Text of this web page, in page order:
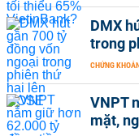
DMX
trong
CHỨNG
VNPT
mặt,